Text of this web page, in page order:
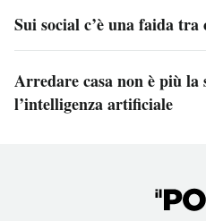
Sui social c’è una faida
Arredare casa non è più la
l’intelligenza artificiale